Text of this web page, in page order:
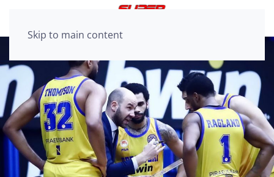
Skip to main content